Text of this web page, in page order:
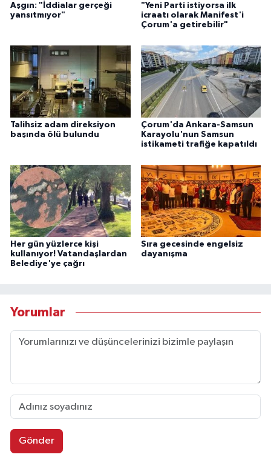
Aşgın: "İddialar gerçeği
yansıtmıyor"
"Yeni Parti istiyorsa ilk
icraatı olarak Manifest'i
Çorum'a getirebilir"
Talihsiz adam direksiyon
başında ölü bulundu
Çorum'da Ankara-Samsun
Karayolu'nun Samsun
istikameti trafiğe kapatıldı
Her gün yüzlerce kişi
kullanıyor! Vatandaşlardan
Belediye'ye çağrı
Sıra gecesinde engelsiz
dayanışma
Yorumlar
Gönder